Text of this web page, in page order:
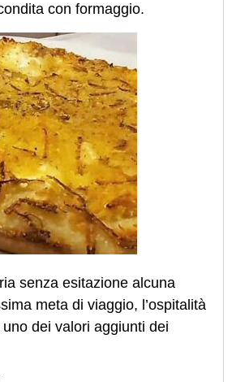
con formaggio.
senza esitazione alcuna
meta di viaggio, l’ospitalità
dei valori aggiunti dei